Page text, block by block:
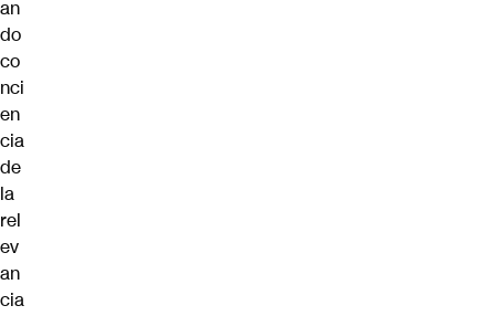
an
do
co
nci
en
cia
de
la
rel
ev
an
cia